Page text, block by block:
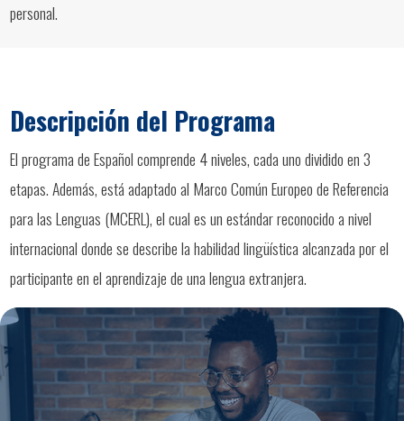
personal.
Descripción del Programa
El programa de Español comprende 4 niveles, cada uno dividido en 3
etapas. Además, está adaptado al Marco Común Europeo de Referencia
para las Lenguas (MCERL), el cual es un estándar reconocido a nivel
internacional donde se describe la habilidad lingüística alcanzada por el
participante en el aprendizaje de una lengua extranjera.